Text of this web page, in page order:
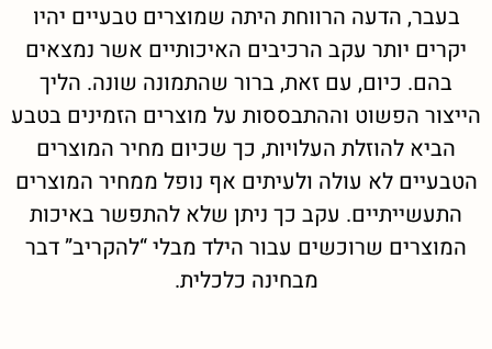
בעבר, הדעה הרווחת היתה שמוצרים טבעיים יהיו
יקרים יותר עקב הרכיבים האיכותיים אשר נמצאים
בהם. כיום, עם זאת, ברור שהתמונה שונה. הליך
הייצור הפשוט וההתבססות על מוצרים הזמינים בטבע
הביא להוזלת העלויות, כך שכיום מחיר המוצרים
הטבעיים לא עולה ולעיתים אף נופל ממחיר המוצרים
התעשייתיים. עקב כך ניתן שלא להתפשר באיכות
המוצרים שרוכשים עבור הילד מבלי “להקריב” דבר
מבחינה כלכלית.